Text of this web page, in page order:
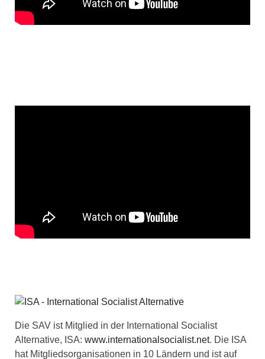
Die SAV ist Mitglied in der International Socialist
Alternative, ISA: www.internationalsocialist.net. Die ISA
hat Mitgliedsorganisationen in 10 Ländern und ist auf